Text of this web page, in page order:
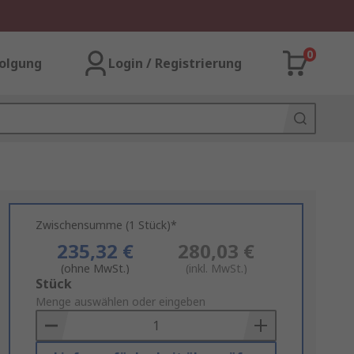
Login / Registrierung
0
Zwischensumme (1 Stück)*
235,32 €
(ohne MwSt.)
280,03 €
(inkl. MwSt.)
Add
to
Basket
Stück
Menge auswählen oder eingeben